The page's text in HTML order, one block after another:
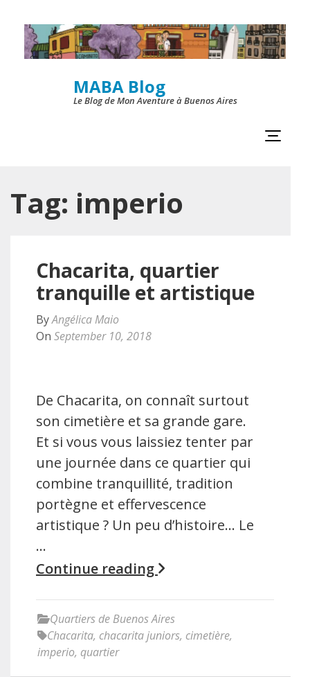
Skip
to
content
MABA Blog
Le Blog de Mon Aventure à Buenos Aires
Tag: imperio
Chacarita, quartier
tranquille et artistique
ByAngélica Maio
On September 10, 2018
De Chacarita, on connaît surtout
son cimetière et sa grande gare.
Et si vous vous laissiez tenter par
une journée dans ce quartier qui
combine tranquillité, tradition
portègne et effervescence
artistique ? Un peu d’histoire… Le
…
Continue reading
Quartiers de Buenos Aires
Chacarita, chacarita juniors, cimetière,
imperio, quartier